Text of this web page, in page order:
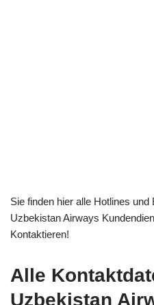
Sie finden hier alle Hotlines
Uzbekistan Airways
Kontaktieren!
Alle
Uzbekistan